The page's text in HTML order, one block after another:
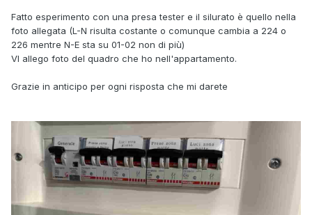
Fatto esperimento con una presa tester e il silurato è quello nella
foto allegata (L-N risulta costante o comunque cambia a 224 o
226 mentre N-E sta su 01-02 non di più)
VI allego foto del quadro che ho nell'appartamento.
Grazie in anticipo per ogni risposta che mi darete